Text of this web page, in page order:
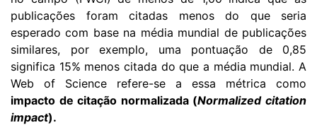
publicações foram citadas menos do que seria
esperado com base na média mundial de publicações
similares, por exemplo, uma pontuação de 0,85
significa 15% menos citada do que a média mundial. A
Web of Science refere-se a essa métrica como
impacto de citação normalizada (Normalized citation
impact).